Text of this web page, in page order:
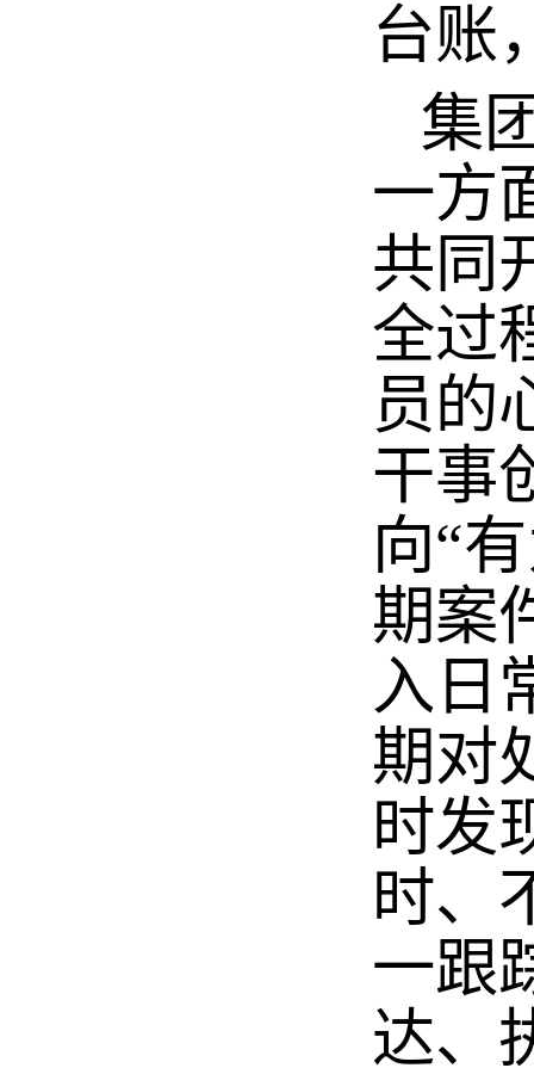
台账
集
一方
共同
全过
员的
干事
向“
期案
入日
期对
时发
时、
一跟
达、